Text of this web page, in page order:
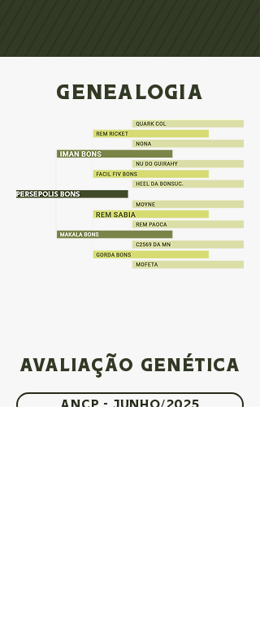
GENEALOGIA
AVALIAÇÃO GENÉTICA
ANCP - Junho/2025